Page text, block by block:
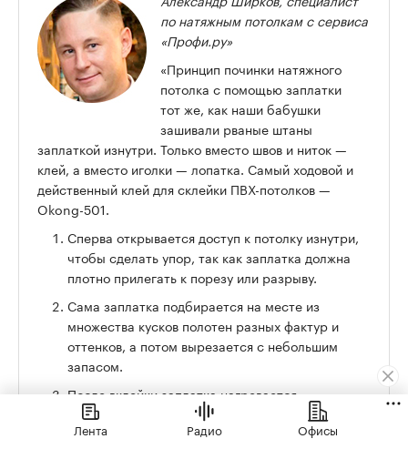
по натяжным потолкам с сервиса
«Профи.ру»
«Принцип починки натяжного
потолка с помощью заплатки
тот же, как наши бабушки
зашивали рваные штаны
заплаткой изнутри. Только вместо швов и ниток —
клей, а вместо иголки — лопатка. Самый ходовой и
действенный клей для склейки ПВХ-потолков —
Okong-501.
Сперва открывается доступ к потолку изнутри,
чтобы сделать упор, так как заплатка должна
плотно прилегать к порезу или разрыву.
Сама заплатка подбирается на месте из
множества кусков полотен разных фактур и
оттенков, а потом вырезается с небольшим
запасом.
После вклейки заплатка нагревается
строительным феном для натяжения и
выравнивания.
Лента Радио Офисы